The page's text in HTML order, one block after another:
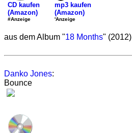
CD kaufen
(Amazon)
#Anzeige
mp3 kaufen
(Amazon)
'Anzeige
aus dem Album "18 Months" (2012)
Danko Jones:
Bounce